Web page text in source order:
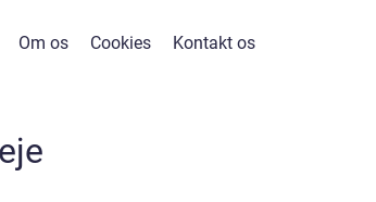
Om os Cookies Kontakt os